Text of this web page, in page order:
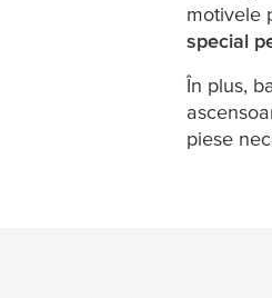
motivele
special
În plus,
piese